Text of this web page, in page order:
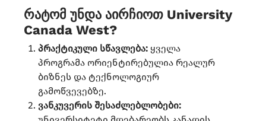
რატომ უნდა აირჩიოთ University
Canada West?
პრაქტიკული სწავლება: ყველა
პროგრამა ორიენტირებულია რეალურ
ბიზნეს და ტექნოლოგიურ
გამოწვევებზე.
ვანკუვერის შესაძლებლობები: